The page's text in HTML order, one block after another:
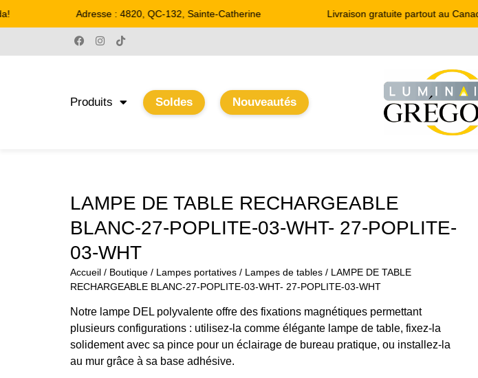
Adresse : 4820, QC-132, Sainte-Catherine Livraison gratuite partout au Canada!
Produits Soldes Nouveautés
LAMPE DE TABLE RECHARGEABLE
BLANC-27-POPLITE-03-WHT- 27-POPLITE-
03-WHT
Accueil / Boutique / Lampes portatives / Lampes de tables / LAMPE DE TABLE
RECHARGEABLE BLANC-27-POPLITE-03-WHT- 27-POPLITE-03-WHT
Notre lampe DEL polyvalente offre des fixations magnétiques permettant
plusieurs configurations : utilisez-la comme élégante lampe de table, fixez-la
solidement avec sa pince pour un éclairage de bureau pratique, ou installez-la
au mur grâce à sa base adhésive.